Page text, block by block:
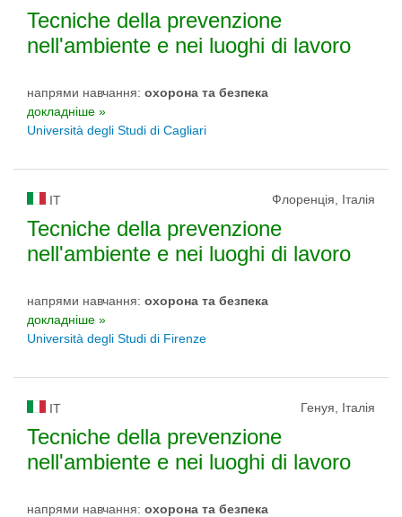
Tecniche della prevenzione
nell'ambiente e nei luoghi di lavoro
напрями навчання: охорона та безпека
докладніше »
Università degli Studi di Cagliari
IT Флоренція, Італія
Tecniche della prevenzione
nell'ambiente e nei luoghi di lavoro
напрями навчання: охорона та безпека
докладніше »
Università degli Studi di Firenze
IT Генуя, Італія
Tecniche della prevenzione
nell'ambiente e nei luoghi di lavoro
напрями навчання: охорона та безпека